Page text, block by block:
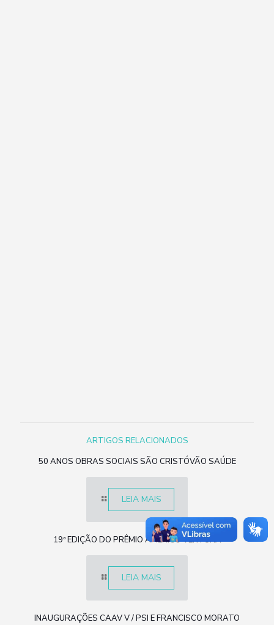
ARTIGOS RELACIONADOS
50 ANOS OBRAS SOCIAIS SÃO CRISTÓVÃO SAÚDE
LEIA MAIS
19ª EDIÇÃO DO PRÊMIO AMÉRICO VENTURA
LEIA MAIS
INAUGURAÇÕES CAAV V / PSI E FRANCISCO MORATO